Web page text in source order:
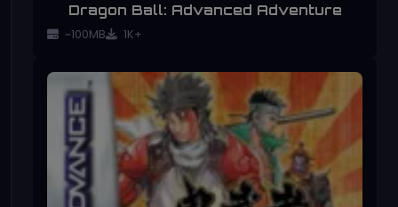
Dragon Ball: Advanced Adventure
~100MB 1K+